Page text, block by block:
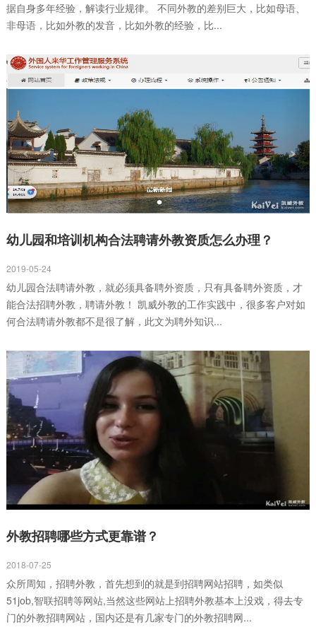
据自身多年经验，解读行业规律。 不同外教的差别巨大，比如母语、
非母语，比如外教的发音，比如外教的经验，比...
幼儿园和培训机构合法聘请外教资质怎么办理？
2019-05-24
幼儿园合法聘请外教，就必须具备聘外资质，只有具备聘外资质，才
能合法招聘外教，聘请外教！ 凯威外教的工作实践中，很多客户对如
何合法聘请外教都不是很了解，此文为聘外知识...
外教招聘哪些方式更靠谱？
2018-07-25
众所周知，招聘外教，首先想到的就是到招聘网站招聘，如类似
51job,智联招聘等网站,当然这些网站上招聘外教基本上没戏，得去专
门的外教招聘网站，国内还是有几家专门的外教招聘网...